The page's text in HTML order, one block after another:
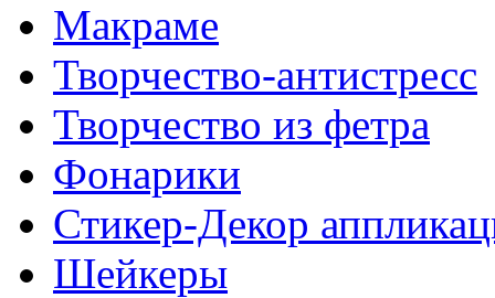
Макраме
Творчество-антистресс
Творчество из фетра
Фонарики
Стикер-Декор
Шейкеры